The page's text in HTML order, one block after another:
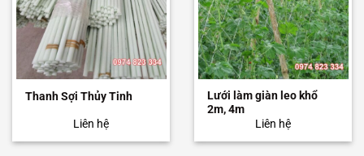
Thanh Sợi Thủy Tinh
Liên hệ
Lưới làm giàn leo khổ
2m, 4m
Liên hệ